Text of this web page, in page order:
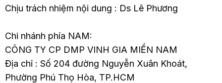
Chịu trách nhiệm nội dung : Ds Lê Phương
Chi nhánh phía NAM:
CÔNG TY CP DMP VINH GIA MIỀN NAM
Địa chỉ : Số 204 đường Nguyễn Xuân Khoát,
Phường Phú Thọ Hòa, TP.HCM